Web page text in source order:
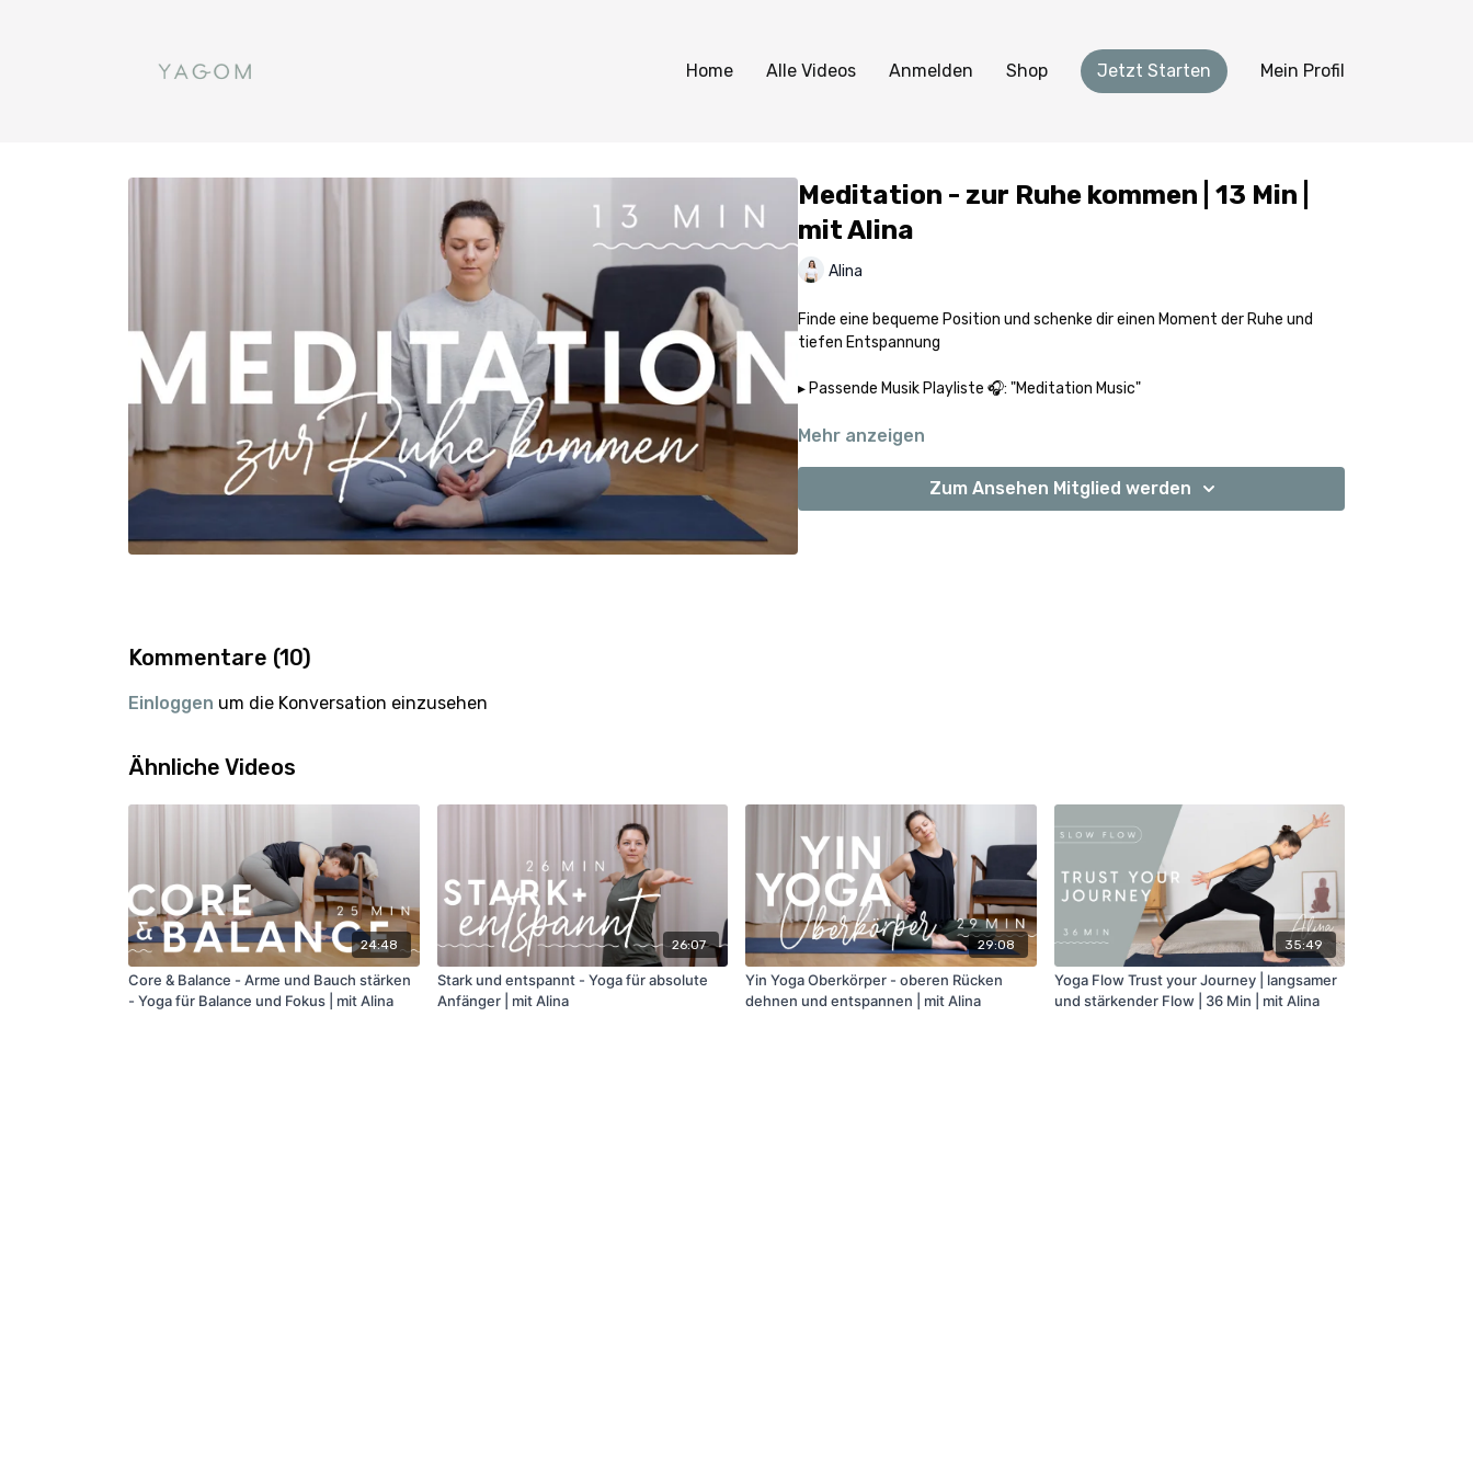
Home Alle Videos Anmelden Shop Jetzt Starten Mein Profil
Meditation - zur Ruhe kommen | 13 Min |
mit Alina
Alina
Finde eine bequeme Position und schenke dir einen Moment der Ruhe und
tiefen Entspannung
▸ Passende Musik Playliste 🎧: "Meditation Music"
Mehr anzeigen
Zum Ansehen Mitglied werden
Kommentare (10)
Einloggen um die Konversation einzusehen
Ähnliche Videos
24:48
Core & Balance - Arme und Bauch stärken
- Yoga für Balance und Fokus | mit Alina
26:07
Stark und entspannt - Yoga für absolute
Anfänger | mit Alina
29:08
Yin Yoga Oberkörper - oberen Rücken
dehnen und entspannen | mit Alina
35:49
Yoga Flow Trust your Journey | langsamer
und stärkender Flow | 36 Min | mit Alina